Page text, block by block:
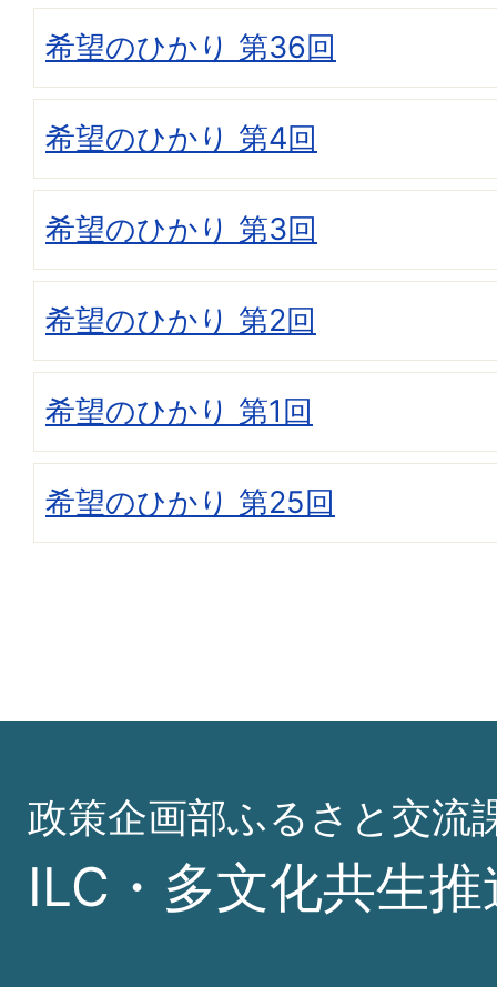
希望のひかり 第36回
希望のひかり 第4回
希望のひかり 第3回
希望のひかり 第2回
希望のひかり 第1回
希望のひかり 第25回
政策企画部ふるさと交流
ILC・多文化共生